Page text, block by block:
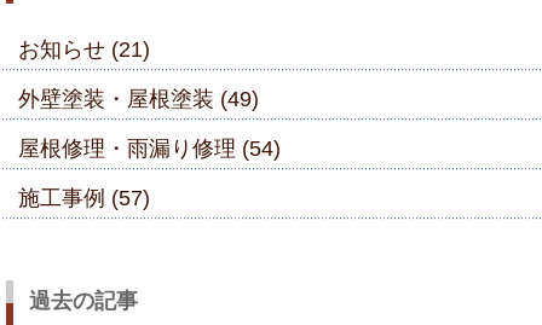
お知らせ (21)
外壁塗装・屋根塗装 (49)
屋根修理・雨漏り修理 (54)
施工事例 (57)
過去の記事